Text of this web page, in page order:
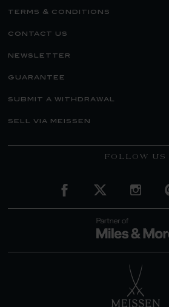
terms & conditions
contact us
newsletter
guarantee
submit a withdrawal
sell via meissen
FOLLOW US